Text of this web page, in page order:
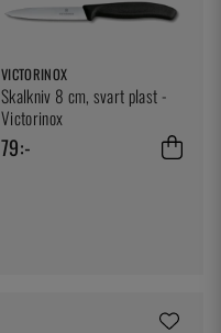
VICTORINOX
Skalkniv 8 cm, svart plast -
Victorinox
79:-